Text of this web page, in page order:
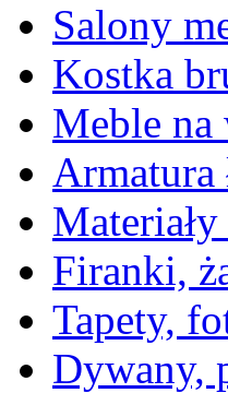
Salony
Kostka
Meble
Armatura
Firanki,
Tapety,
Dywany,